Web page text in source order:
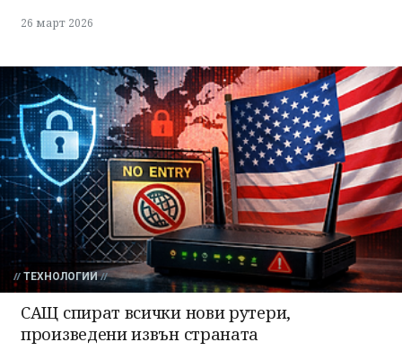
26 март 2026
ТЕХНОЛОГИИ
САЩ спират всички нови рутери,
произведени извън страната